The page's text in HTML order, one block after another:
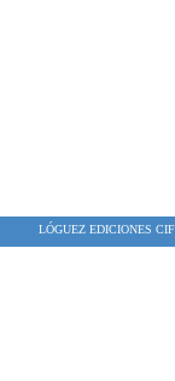
LÓGUEZ EDICIONES